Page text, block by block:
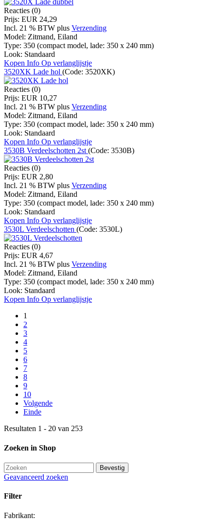
Reacties (0)
Prijs: EUR 24,29
Incl. 21 % BTW plus Verzending
Model: Zitmand, Eiland
Type: 350 (compact model, lade: 350 x 240 mm)
Look: Standaard
Kopen Info Op verlanglijstje
3520XK Lade hol (Code: 3520XK)
Reacties (0)
Prijs: EUR 10,27
Incl. 21 % BTW plus Verzending
Model: Zitmand, Eiland
Type: 350 (compact model, lade: 350 x 240 mm)
Look: Standaard
Kopen Info Op verlanglijstje
3530B Verdeelschotten 2st(Code: 3530B)
Reacties (0)
Prijs: EUR 2,80
Incl. 21 % BTW plus Verzending
Model: Zitmand, Eiland
Type: 350 (compact model, lade: 350 x 240 mm)
Look: Standaard
Kopen Info Op verlanglijstje
3530L Verdeelschotten (Code: 3530L)
Reacties (0)
Prijs: EUR 4,67
Incl. 21 % BTW plus Verzending
Model: Zitmand, Eiland
Type: 350 (compact model, lade: 350 x 240 mm)
Look: Standaard
Kopen Info Op verlanglijstje
1
2
3
4
5
6
7
8
9
10
Volgende
Einde
Resultaten 1 - 20 van 253
Zoeken in Shop
Geavanceerd zoeken
Filter
Fabrikant: